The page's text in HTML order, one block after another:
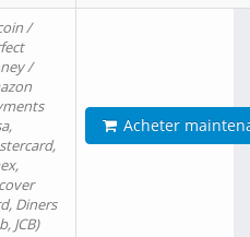
/
/
Diners
JCB)
Acheter